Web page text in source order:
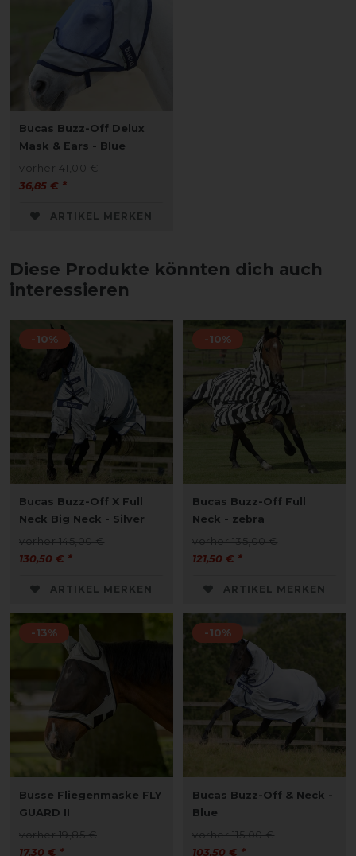
Bucas Buzz-Off Delux
Mask & Ears - Blue
vorher 41,00 €
36,85 € *
ARTIKEL MERKEN
Diese Produkte könnten dich auch
interessieren
-10%
Bucas Buzz-Off X Full
Neck Big Neck - Silver
vorher 145,00 €
130,50 € *
ARTIKEL MERKEN
-10%
Bucas Buzz-Off Full
Neck - zebra
vorher 135,00 €
121,50 € *
ARTIKEL MERKEN
-13%
Busse Fliegenmaske FLY
GUARD II
vorher 19,85 €
17,30 € *
-10%
Bucas Buzz-Off & Neck -
Blue
vorher 115,00 €
103,50 € *